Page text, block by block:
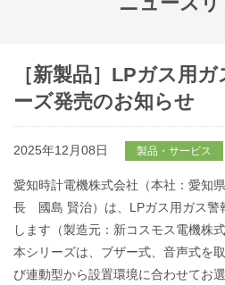
［新製品］LPガス用
ーズ発売のお知らせ
2025年12月08日 製品・サービス
愛知時計電機株式会社（本社：愛知
長 國島 賢治）は、LPガス用ガス警
します（製造元：新コスモス電機株式
本シリーズは、ブザー式、音声式を
び連動型から設置環境に合わせてお